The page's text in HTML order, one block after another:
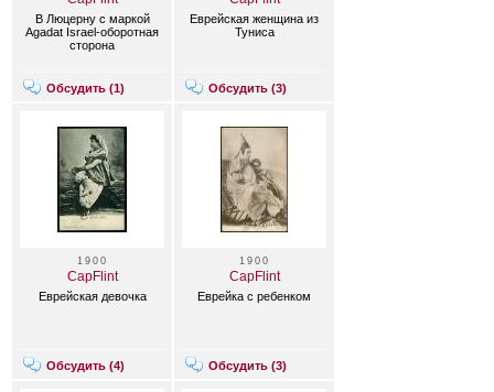
В Люцерну с маркой
Agadat Israel-оборотная
сторона
Обсудить (1)
Еврейская женщина из
Туниса
Обсудить (3)
1900
CapFlint
Еврейская девочка
Обсудить (4)
1900
CapFlint
Еврейка с ребенком
Обсудить (3)